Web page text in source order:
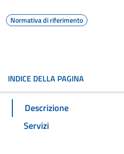
Normativa di riferimento
INDICE DELLA PAGINA
Descrizione
Servizi